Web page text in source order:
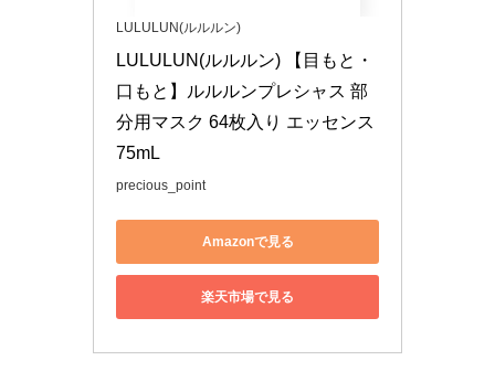
LULULUN(ルルルン)
LULULUN(ルルルン) 【目もと・
口もと】ルルルンプレシャス 部
分用マスク 64枚入り エッセンス
75mL
precious_point
Amazonで見る
楽天市場で見る